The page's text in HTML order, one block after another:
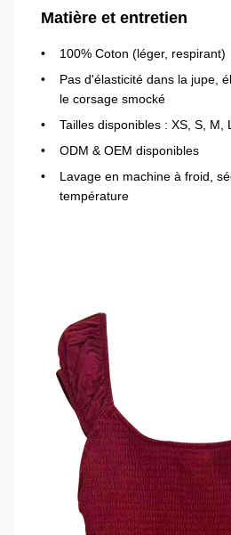
Matière et entretien
100% Coton (léger, respirant)
Pas d'élasticité dans la jupe,
le corsage smocké
Tailles disponibles : XS, S, M,
ODM & OEM disponibles
Lavage en machine à froid,
température